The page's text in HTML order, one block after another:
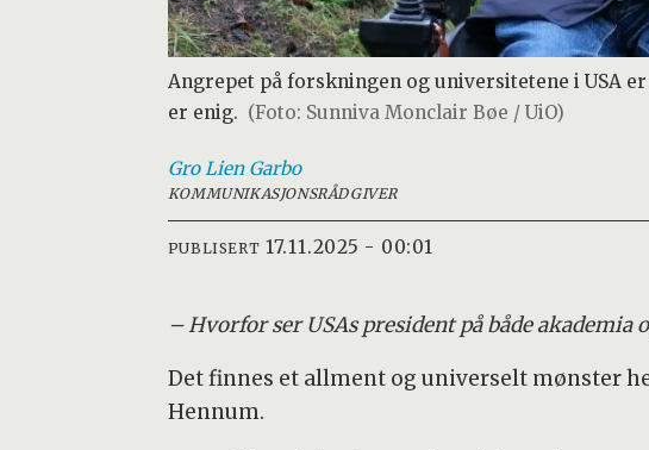
Angrepet på forskningen og universitetene i USA
er enig. (Foto: Sunniva Monclair Bøe / UiO)
Gro Lien Garbo
KOMMUNIKASJONSRÅDGIVER
PUBLISERT 17.11.2025 - 00:01
– Hvorfor ser USAs president på både akademia
Det finnes et allment og universelt mønster
Hennum.